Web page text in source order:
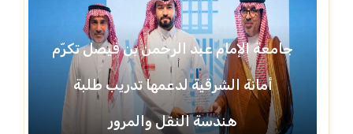
جامعة الإمام عبد الرحمن بن فيصل تكرّم
أمانة الشرقية لدعمها تدريب طلبة
هندسة النقل والمرور